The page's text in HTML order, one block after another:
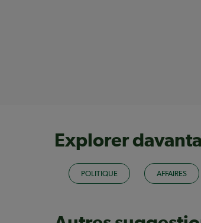
Explorer
POLITIQUE AFFAIRES